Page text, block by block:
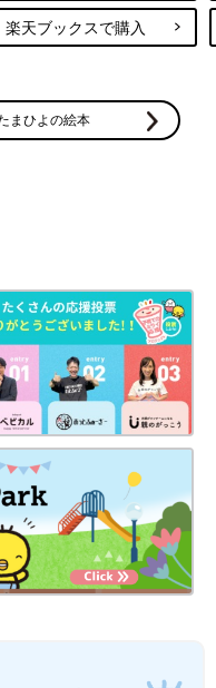
楽天ブックスで購入
まひよの絵本